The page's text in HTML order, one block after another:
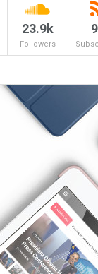
23.9k
Followers